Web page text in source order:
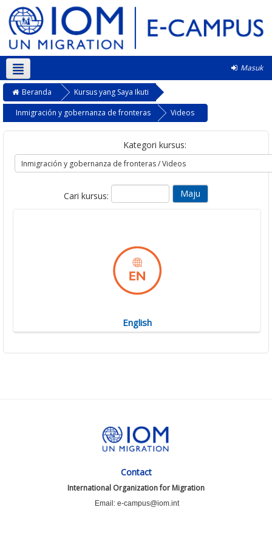
Masuk
Bahasa Indonesia ‎(id)‎
Beranda
Kursus yang Saya Ikuti
Inmigración y gobernanza de fronteras
Videos
Kategori kursus:
Cari kursus:
English
Contact
International Organization for Migration
Email: e-campus@iom.int